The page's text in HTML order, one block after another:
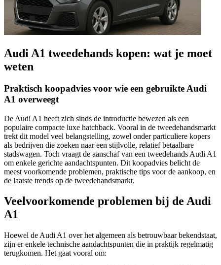
Audi A1 tweedehands kopen: wat je moet
weten
Praktisch koopadvies voor wie een gebruikte Audi
A1 overweegt
De Audi A1 heeft zich sinds de introductie bewezen als een
populaire compacte luxe hatchback. Vooral in de tweedehandsmarkt
trekt dit model veel belangstelling, zowel onder particuliere kopers
als bedrijven die zoeken naar een stijlvolle, relatief betaalbare
stadswagen. Toch vraagt de aanschaf van een tweedehands Audi A1
om enkele gerichte aandachtspunten. Dit koopadvies belicht de
meest voorkomende problemen, praktische tips voor de aankoop, en
de laatste trends op de tweedehandsmarkt.
Veelvoorkomende problemen bij de Audi
A1
Hoewel de Audi A1 over het algemeen als betrouwbaar bekendstaat,
zijn er enkele technische aandachtspunten die in praktijk regelmatig
terugkomen. Het gaat vooral om: